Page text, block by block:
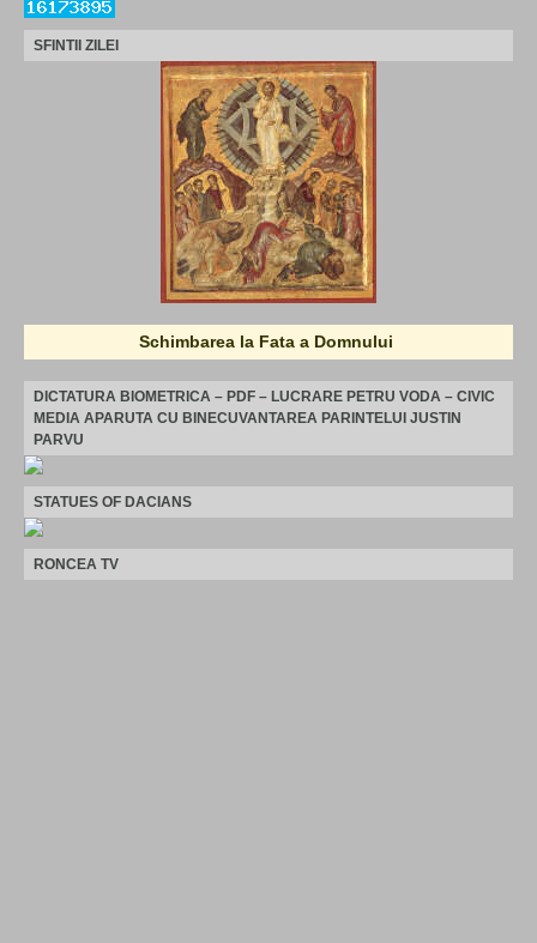
SFINTII ZILEI
Schimbarea la Fata a Domnului
DICTATURA BIOMETRICA – PDF – LUCRARE PETRU VODA – CIVIC
MEDIA APARUTA CU BINECUVANTAREA PARINTELUI JUSTIN
PARVU
STATUES OF DACIANS
RONCEA TV